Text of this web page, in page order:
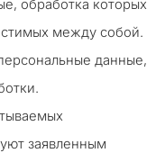
обработка которых
между собой.
данные,
заявленным